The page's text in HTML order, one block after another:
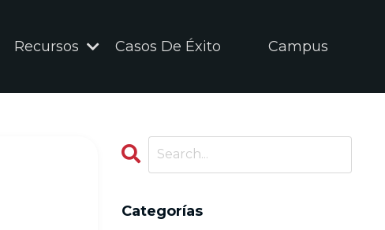
Recursos Casos De Éxito Campus
Categorías